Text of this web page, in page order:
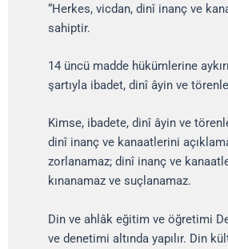
“Herkes, vicdan, dinî inanç ve
sahiptir.
14 üncü madde hükümlerine
şartıyla ibadet, dinî âyin ve
Kimse, ibadete, dinî âyin ve
dinî inanç ve kanaatlerini
zorlanamaz; dinî inanç ve
kınanamaz ve suçlanamaz.
Din ve ahlâk eğitim ve öğretimi
ve denetimi altında yapılır. Din